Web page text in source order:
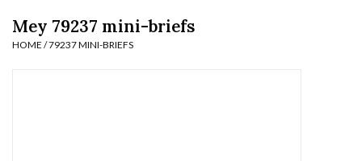
Slip
Mey 79237 mini-briefs
HOME /79237 MINI-BRIEFS